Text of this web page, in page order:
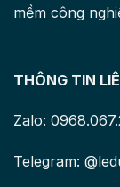
mềm công
THÔNG TIN
Zalo:
Telegram: